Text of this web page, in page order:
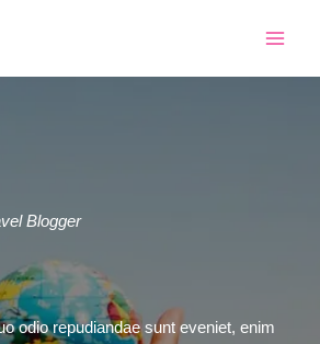
Blogger
odio repudiandae sunt eveniet, enim